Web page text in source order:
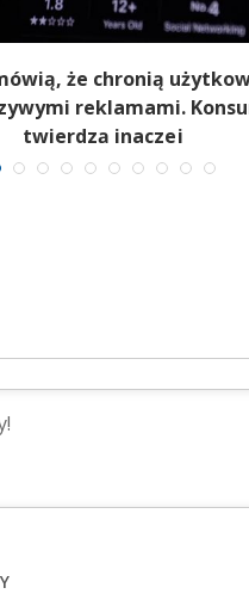
że chronią
reklamami.
twierdzą inaczej